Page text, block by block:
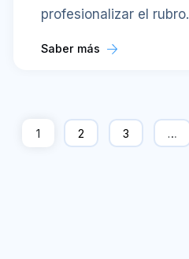
profesionalizar el rubro.
Saber más
1 2 3 …